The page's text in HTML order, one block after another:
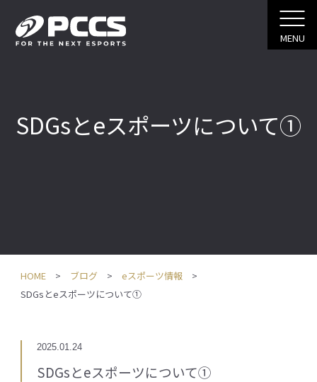
MENU
SDGsとeスポーツについて①
HOME ブログ
eスポーツ情報
SDGsとeスポーツについて①
2025.01.24
SDGsとeスポーツについて①